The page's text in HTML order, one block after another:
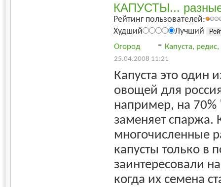
КАПУСТЫ...
Рейтинг пользователей:
Худший
Лучший
Огород - Капуста,
25.04.2008 11:21
Капуста это один
овощей для
например, на
заменяет
многочисленные
капусты только в
заинтересовали
когда их семена